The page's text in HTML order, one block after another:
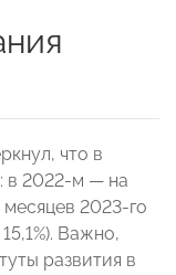
что в
в 2022-м — на
месяцев 2023-го
Важно,
развития в